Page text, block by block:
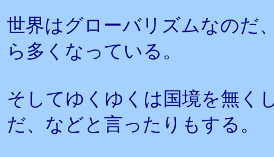
世界はグローバリズムなのだ
ら多くなっている。
そしてゆくゆくは国境を無く
だ、などと言ったりもする。